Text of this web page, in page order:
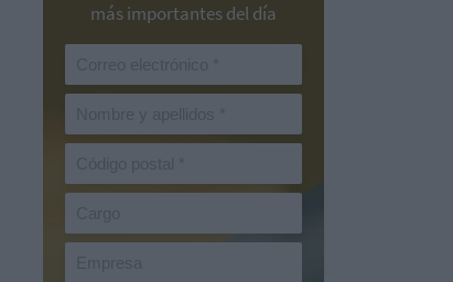
más importantes del día